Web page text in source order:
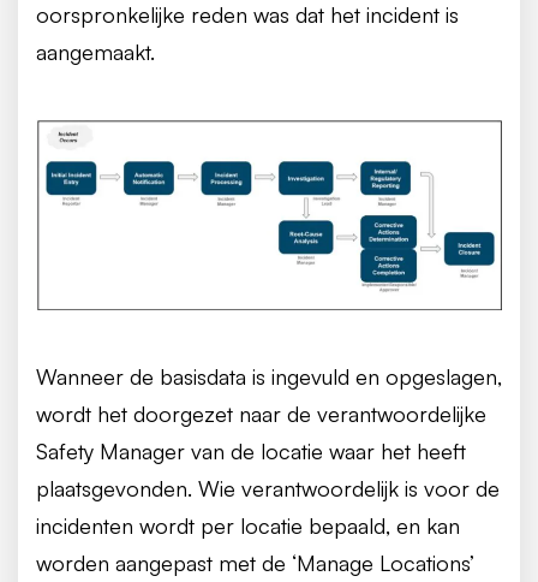
oorspronkelijke reden was dat het incident is
aangemaakt.
Wanneer de basisdata is ingevuld en opgeslagen,
wordt het doorgezet naar de verantwoordelijke
Safety Manager van de locatie waar het heeft
plaatsgevonden. Wie verantwoordelijk is voor de
incidenten wordt per locatie bepaald, en kan
worden aangepast met de ‘Manage Locations’